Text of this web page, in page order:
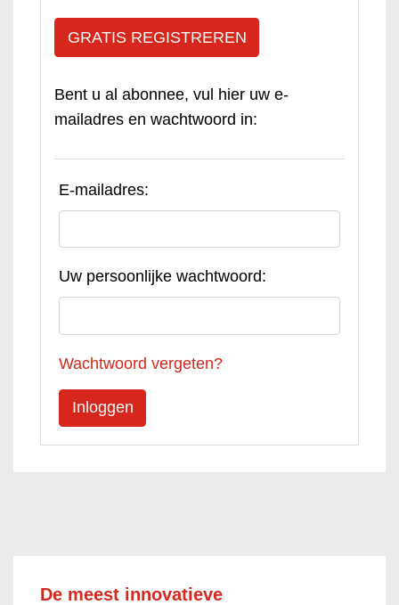
GRATIS REGISTREREN
Bent u al abonnee, vul hier uw e-
mailadres en wachtwoord in:
E-mailadres:
Uw persoonlijke wachtwoord:
Wachtwoord vergeten?
De meest innovatieve